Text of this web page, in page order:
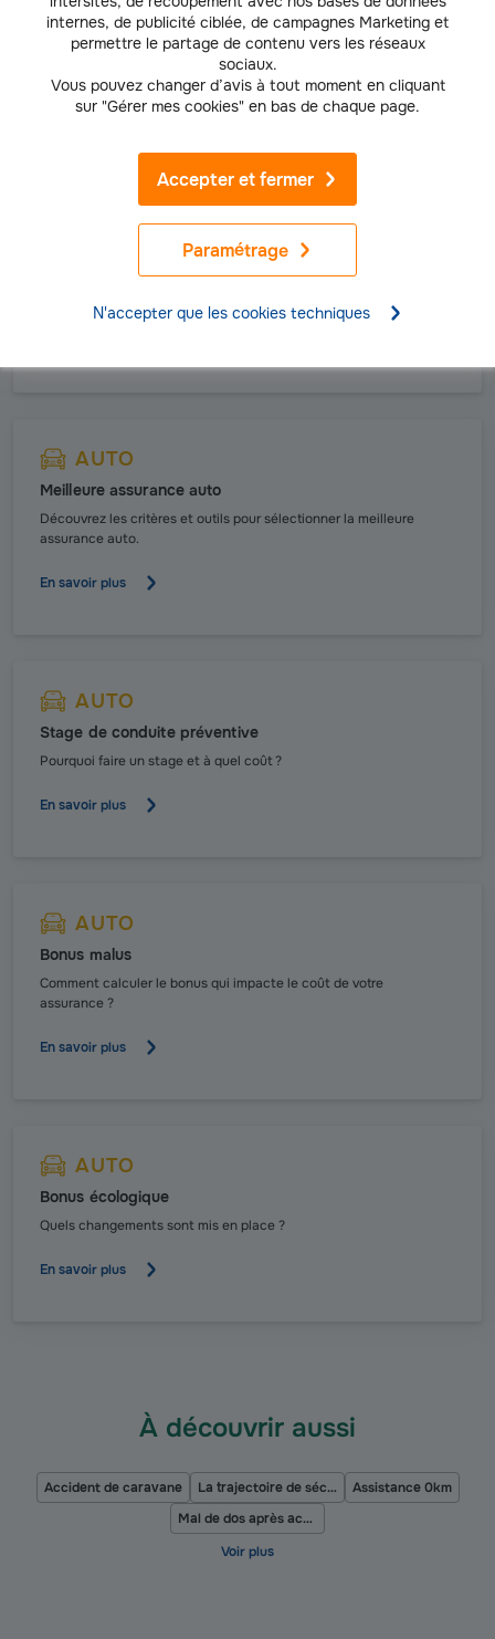
internes, de publicité ciblée, de campagnes Marketing et
permettre le partage de contenu vers les réseaux
sociaux.
Vous pouvez changer d’avis à tout moment en cliquant
sur "Gérer mes cookies" en bas de chaque page.
Paramétrage
Accepter et fermer
N'accepter que les cookies techniques
Prix d'un contrôle technique
Comment est-il calculé et peut-on réduire son coût ?
En savoir plus
Assurance au tiers ou tous risques
uelle différence et comment choisir la bonne assurance pour
AUTO
Meilleure assurance auto
Découvrez les critères et outils pour sélectionner la meilleure
assurance auto.
En savoir plus
AUTO
Stage de conduite préventive
Pourquoi faire un stage et à quel coût ?
En savoir plus
AUTO
Bonus malus
Comment calculer le bonus qui impacte le coût de votre
assurance ?
En savoir plus
AUTO
Bonus écologique
Quels changements sont mis en place ?
En savoir plus
À découvrir aussi
Accident de caravane La trajectoire de sécurité à moto
Assistance 0km
Mal de dos après accident de voiture